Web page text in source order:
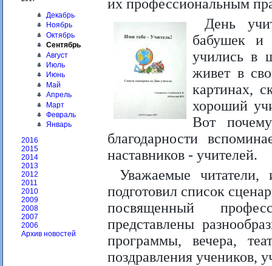
Декабрь
Ноябрь
Октябрь
Сентябрь
Август
Июль
Июнь
Май
Апрель
Март
Февраль
Январь
2016
2015
2014
2013
2012
2011
2010
2009
2008
2007
2006
Архив новостей
их профессиональным
День
бабушек и
учились в
живет в
картинах,
хороший
Вот
благодарности
наставников - учителей.
Уважаемые читатели,
подготовил список
посвященный
представлены
программы, вечера,
поздравления учеников,